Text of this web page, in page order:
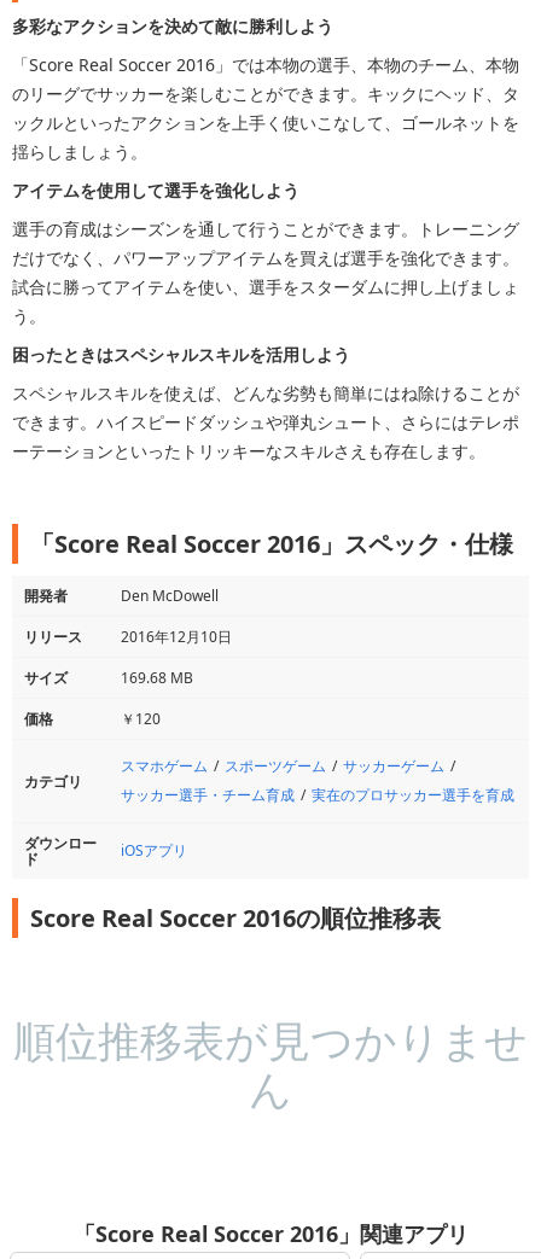
多彩なアクションを決めて敵に勝利しよう
「Score Real Soccer 2016」では本物の選手、本物のチーム、本物
のリーグでサッカーを楽しむことができます。キックにヘッド、タ
ックルといったアクションを上手く使いこなして、ゴールネットを
揺らしましょう。
アイテムを使用して選手を強化しよう
選手の育成はシーズンを通して行うことができます。トレーニング
だけでなく、パワーアップアイテムを買えば選手を強化できます。
試合に勝ってアイテムを使い、選手をスターダムに押し上げましょ
う。
困ったときはスペシャルスキルを活用しよう
スペシャルスキルを使えば、どんな劣勢も簡単にはね除けることが
できます。ハイスピードダッシュや弾丸シュート、さらにはテレポ
ーテーションといったトリッキーなスキルさえも存在します。
「Score Real Soccer 2016」スペック・仕様
開発者
Den McDowell
リリース
2016年12月10日
サイズ
169.68 MB
価格
￥120
カテゴリ
スマホゲーム スポーツゲーム
サッカーゲーム
サッカー選手・チーム育成
実在のプロサッカー選手を育成
ダウンロー
ド iOSアプリ
Score Real Soccer 2016の順位推移表
順位推移表が見つかりませ
ん
「Score Real Soccer 2016」関連アプリ